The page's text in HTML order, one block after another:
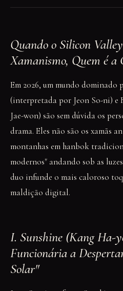
Quando o Silicon
Xamanismo, Quem é
Em 2026, um mundo dominado
(interpretada por Jeon So-ni)
Jae-won) são sem dúvida os
drama. Eles não são os xamãs
montanhas em hanbok
modernos" andando sob as
duo infunde o mais caloroso
maldição digital.
I. Sunshine (Kang Ha-
Funcionária a
Solar"